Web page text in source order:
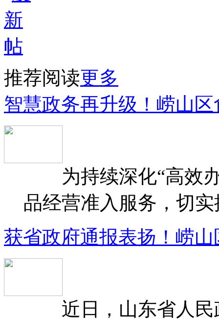
推荐阅读更多
智慧政务再升级！崂山
为持续深化“高效办
品经营准入服务，切
获省政府通报表扬！崂
近日，山东省人民